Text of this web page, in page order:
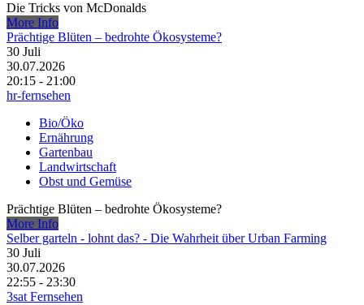
Die Tricks von McDonalds
More Info
Prächtige Blüten – bedrohte Ökosysteme?
30 Juli
30.07.2026
20:15 - 21:00
hr-fernsehen
Bio/Öko
Ernährung
Gartenbau
Landwirtschaft
Obst und Gemüse
Prächtige Blüten – bedrohte Ökosysteme?
More Info
Selber garteln - lohnt das? - Die Wahrheit über Urban Farming
30 Juli
30.07.2026
22:55 - 23:30
3sat Fernsehen